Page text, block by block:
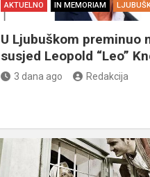
AKTUELNO IN MEMORIAM
U Ljubuškom preminuo
susjed Leopold “Leo”
3 dana ago Redakcija